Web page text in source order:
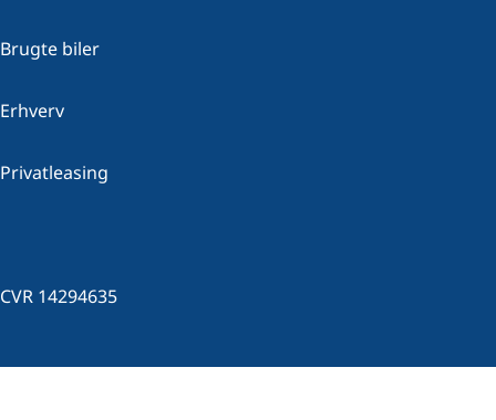
Brugte biler
Erhverv
Privatleasing
CVR 14294635